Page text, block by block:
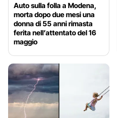
Auto sulla folla a Modena,
morta dopo due mesi una
donna di 55 anni rimasta
ferita nell’attentato del 16
maggio